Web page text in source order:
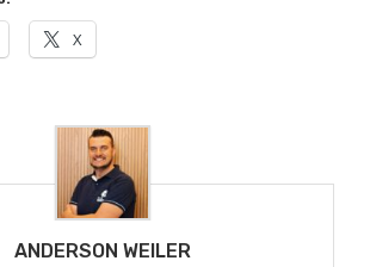
X
ANDERSON WEILER